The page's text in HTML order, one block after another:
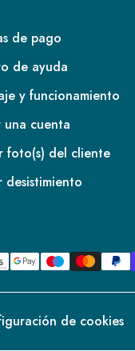
de pago
de ayuda
y funcionamiento
una cuenta
foto(s) del cliente
desistimiento
de cookies